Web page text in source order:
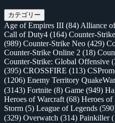
カテゴリー
Age of Empires III (84) Alliance
Call of Duty4 (164) Counter-Strike
(989) Counter-Strike Neo (429)
Counter-Strike Online 2 (18)
Counter-Strike: Global Offensive
(395) CROSSFIRE (113)
(1206) Enemy Territory
(3143) Fortnite (8) Game (949)
Heroes of Warcraft (68) Heroes of
Storm (5) League of Legends
(329) Overwatch (314) Painkiller